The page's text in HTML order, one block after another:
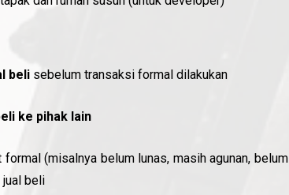
beli sebelum transaksi formal dilakukan
ke pihak lain
(misalnya belum lunas, masih agunan, belum
jual beli